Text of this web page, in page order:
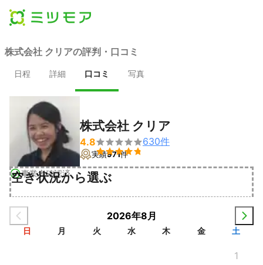
株式会社 クリアの評判・口コミ
日程 詳細 口コミ 写真
事業者確認済
株式会社 クリア
4.8

630件
実績971件
空き状況から選ぶ
2026年8月
日 月 火 水 木 金 土
1